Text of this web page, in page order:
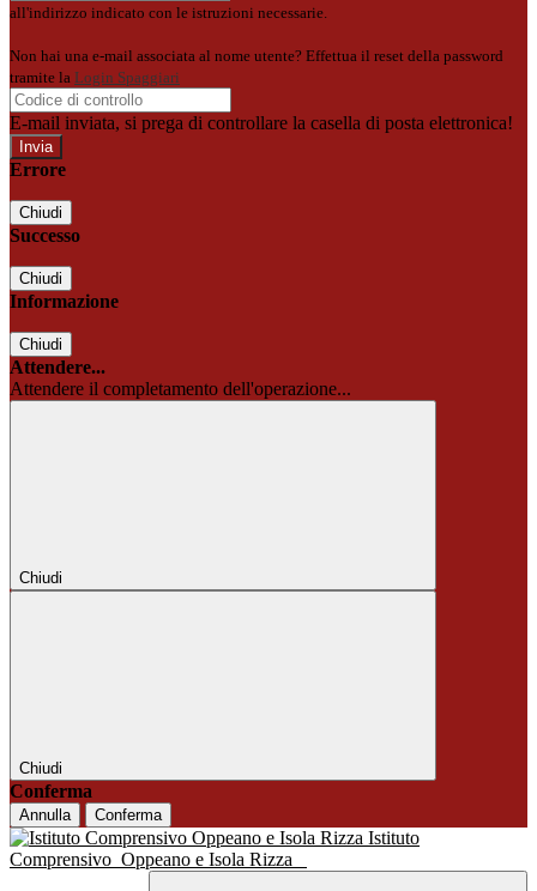
all'indirizzo indicato con le istruzioni necessarie.
Non hai una e-mail associata al nome utente? Effettua il reset della password
tramite la Login Spaggiari
E-mail inviata, si prega di controllare la casella di posta elettronica!
Errore
Chiudi
Successo
Chiudi
Informazione
Chiudi
Attendere...
Attendere il completamento dell'operazione...
Chiudi
Chiudi
Conferma
Annulla Conferma
Istituto
Comprensivo Oppeano e Isola Rizza